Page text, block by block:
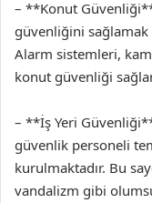
– **Konut
güvenliğini sağlamak
Alarm sistemleri,
konut güvenliği
– **İş Yeri
güvenlik personeli
kurulmaktadır. Bu
vandalizm gibi